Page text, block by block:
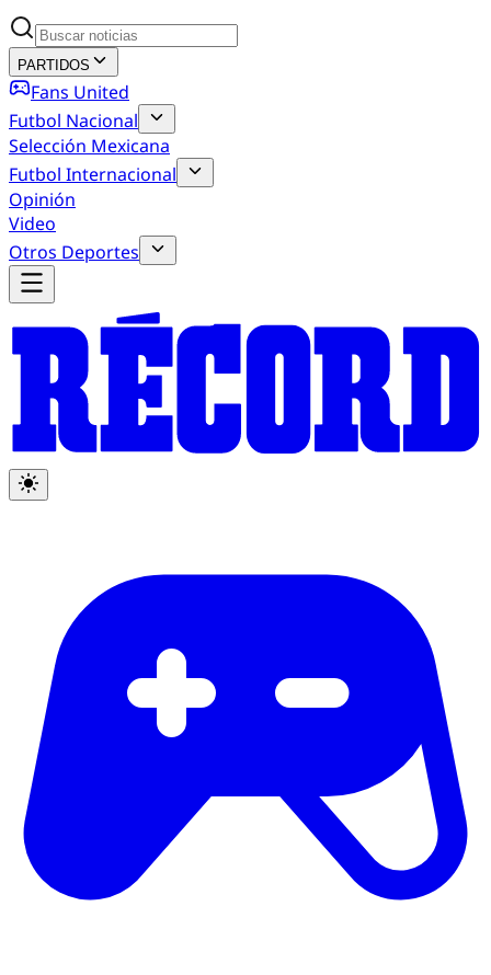
PARTIDOS
Fans United
Futbol Nacional
Selección Mexicana
Futbol Internacional
Opinión
Video
Otros Deportes